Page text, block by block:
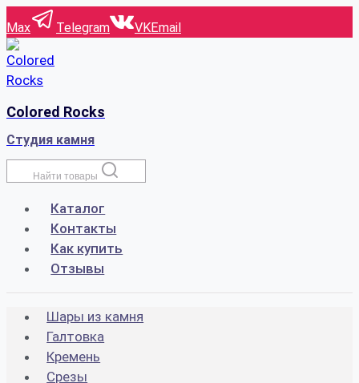
Перейти
к
содержимому
Max Telegram VKEmail
Colored Rocks
Студия камня
Найти товары
Каталог
Контакты
Как купить
Отзывы
Шары из камня
Галтовка
Кремень
Срезы